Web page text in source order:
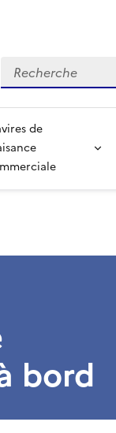
Recherche
de
bord